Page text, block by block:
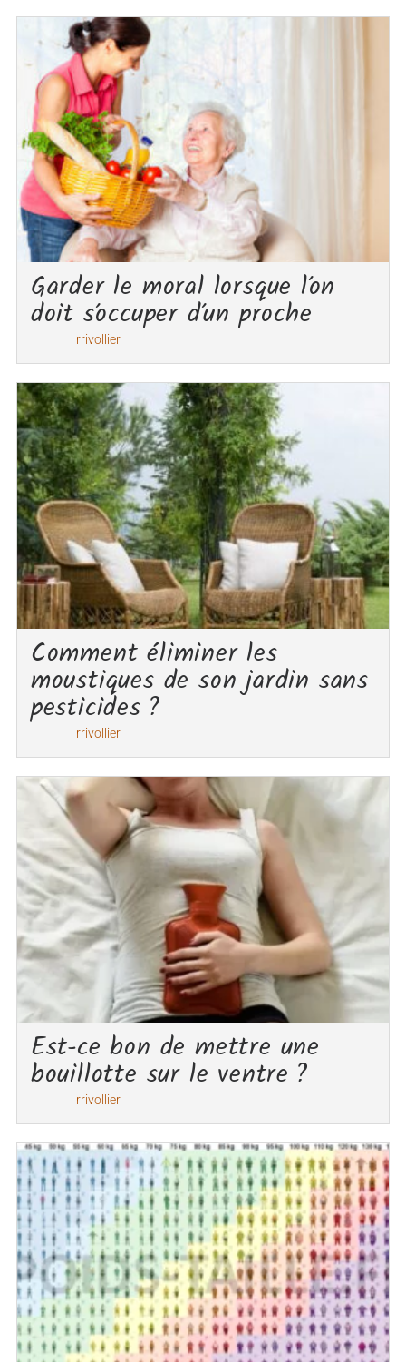
Garder le moral lorsque l’on
doit s’occuper d’un proche
rrivollier
Comment éliminer les
moustiques de son jardin sans
pesticides ?
rrivollier
Est-ce bon de mettre une
bouillotte sur le ventre ?
rrivollier